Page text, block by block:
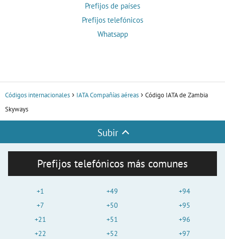
Prefijos de países
Prefijos telefónicos
Whatsapp
Códigos internacionales IATA Compañías aéreas
Código IATA de Zambia
Skyways
Subir
Prefijos telefónicos más comunes
+1
+7
+21
+22
+49
+50
+51
+52
+94
+95
+96
+97